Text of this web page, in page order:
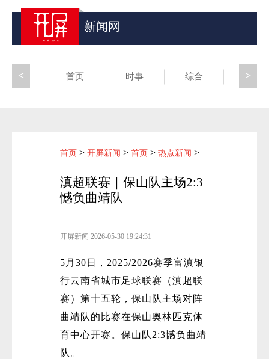
新闻网
首页 时事 综合 昆滇
>
<
首页 > 开屏新闻 > 首页 > 热点新闻 >
滇超联赛｜保山队主场2:3
憾负曲靖队
开屏新闻 2026-05-30 19:24:31
5月30日，2025/2026赛季富滇银
行云南省城市足球联赛（滇超联
赛）第十五轮，保山队主场对阵
曲靖队的比赛在保山奥林匹克体
育中心开赛。保山队2:3憾负曲靖
队。